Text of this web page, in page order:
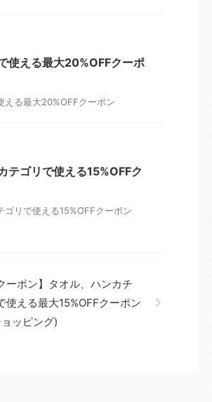
使える最大20%OFFクーポ
える最大20%OFFクーポン
テゴリで使える15%OFFク
リで使える15%OFFクーポン
ーポン】タオル、ハンカチ
使える最大15%OFFクーポン
ッピング)